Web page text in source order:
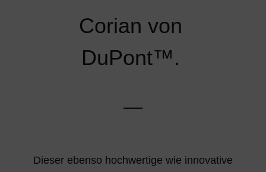
Corian von
DuPont™.
Dieser ebenso hochwertige wie innovative